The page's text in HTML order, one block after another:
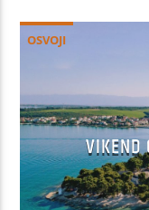
OSVOJI
VIKEND